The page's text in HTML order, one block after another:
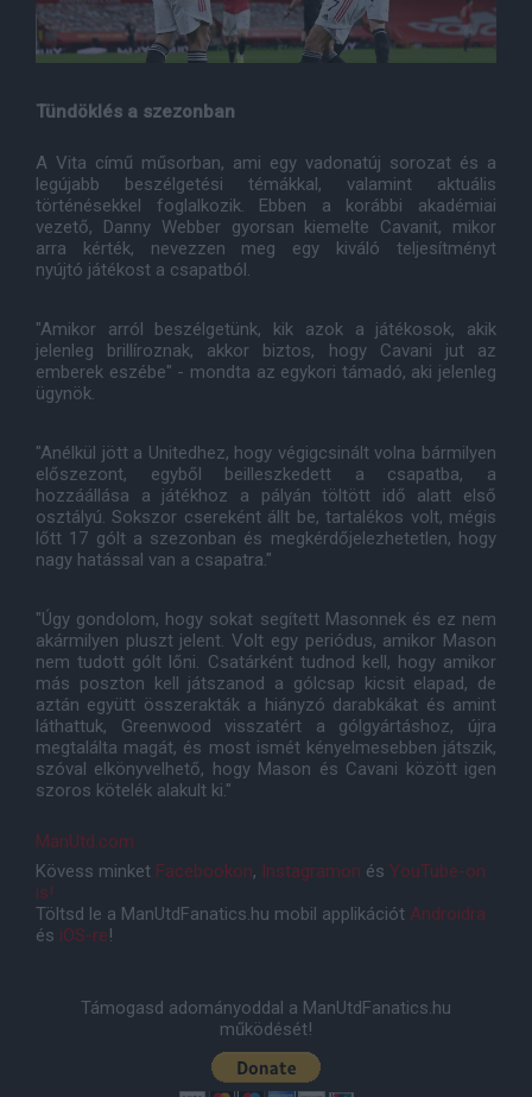
Tündöklés a szezonban
A Vita című műsorban, ami egy vadonatúj sorozat és a
legújabb beszélgetési témákkal, valamint aktuális
történésekkel foglalkozik. Ebben a korábbi akadémiai
vezető, Danny Webber gyorsan kiemelte Cavanit, mikor
arra kérték, nevezzen meg egy kiváló teljesítményt
nyújtó játékost a csapatból.
"Amikor arról beszélgetünk, kik azok a játékosok, akik
jelenleg brillíroznak, akkor biztos, hogy Cavani jut az
emberek eszébe" - mondta az egykori támadó, aki jelenleg
ügynök.
"Anélkül jött a Unitedhez, hogy végigcsinált volna bármilyen
előszezont, egyből beilleszkedett a csapatba, a
hozzáállása a játékhoz a pályán töltött idő alatt első
osztályú. Sokszor csereként állt be, tartalékos volt, mégis
lőtt 17 gólt a szezonban és megkérdőjelezhetetlen, hogy
nagy hatással van a csapatra."
"Úgy gondolom, hogy sokat segített Masonnek és ez nem
akármilyen pluszt jelent. Volt egy periódus, amikor Mason
nem tudott gólt lőni. Csatárként tudnod kell, hogy amikor
más poszton kell játszanod a gólcsap kicsit elapad, de
aztán együtt összerakták a hiányzó darabkákat és amint
láthattuk, Greenwood visszatért a gólgyártáshoz, újra
megtalálta magát, és most ismét kényelmesebben játszik,
szóval elkönyvelhető, hogy Mason és Cavani között igen
szoros kötelék alakult ki."
ManUtd.com
Kövess minket Facebookon, Instagramon és YouTube-on
is!
Töltsd le a ManUtdFanatics.hu mobil applikációt Androidra
és iOS-re!
Támogasd adományoddal a ManUtdFanatics.hu
működését!